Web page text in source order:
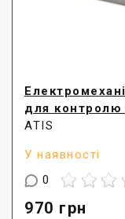
для контролю
ATIS
У наявності
0
970 грн